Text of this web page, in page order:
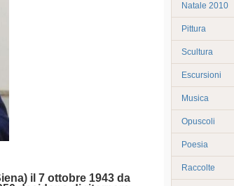
il 7 ottobre 1943 da
Natale 2010
Pittura
Scultura
Escursioni
Musica
Opuscoli
Poesia
Raccolte